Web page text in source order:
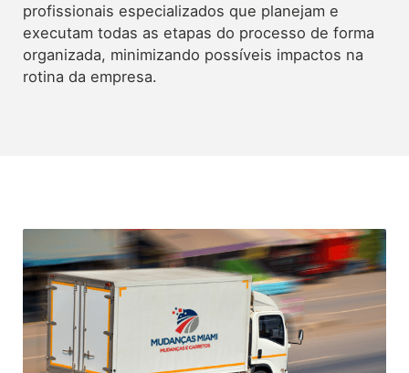
profissionais especializados que planejam e
executam todas as etapas do processo de forma
organizada, minimizando possíveis impactos na
rotina da empresa.